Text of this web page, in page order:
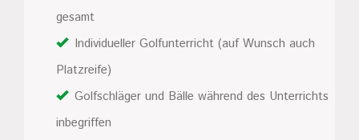
gesamt
Individueller Golfunterricht (auf Wunsch auch
Platzreife)
Golfschläger und Bälle während des Unterrichts
inbegriffen